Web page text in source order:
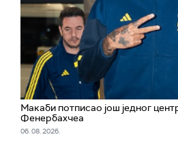
Макаби потписао још једног
Фенербахчеа
06. 08. 2026.